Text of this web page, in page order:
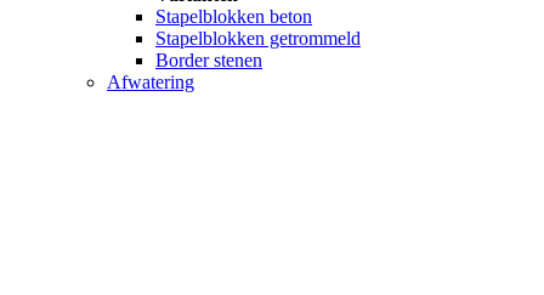
Stapelblokken beton
Stapelblokken getrommeld
Border stenen
Afwatering